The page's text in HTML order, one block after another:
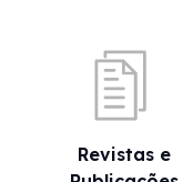
Revistas e